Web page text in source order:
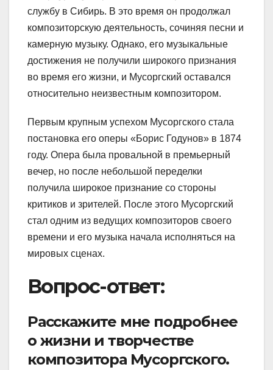
службу в Сибирь. В это время он продолжал
композиторскую деятельность, сочиняя песни и
камерную музыку. Однако, его музыкальные
достижения не получили широкого признания
во время его жизни, и Мусоргский оставался
относительно неизвестным композитором.
Первым крупным успехом Мусоргского стала
постановка его оперы «Борис Годунов» в 1874
году. Опера была провальной в премьерный
вечер, но после небольшой переделки
получила широкое признание со стороны
критиков и зрителей. После этого Мусоргский
стал одним из ведущих композиторов своего
времени и его музыка начала исполняться на
мировых сценах.
Вопрос-ответ:
Расскажите мне подробнее
о жизни и творчестве
композитора Мусоргского.